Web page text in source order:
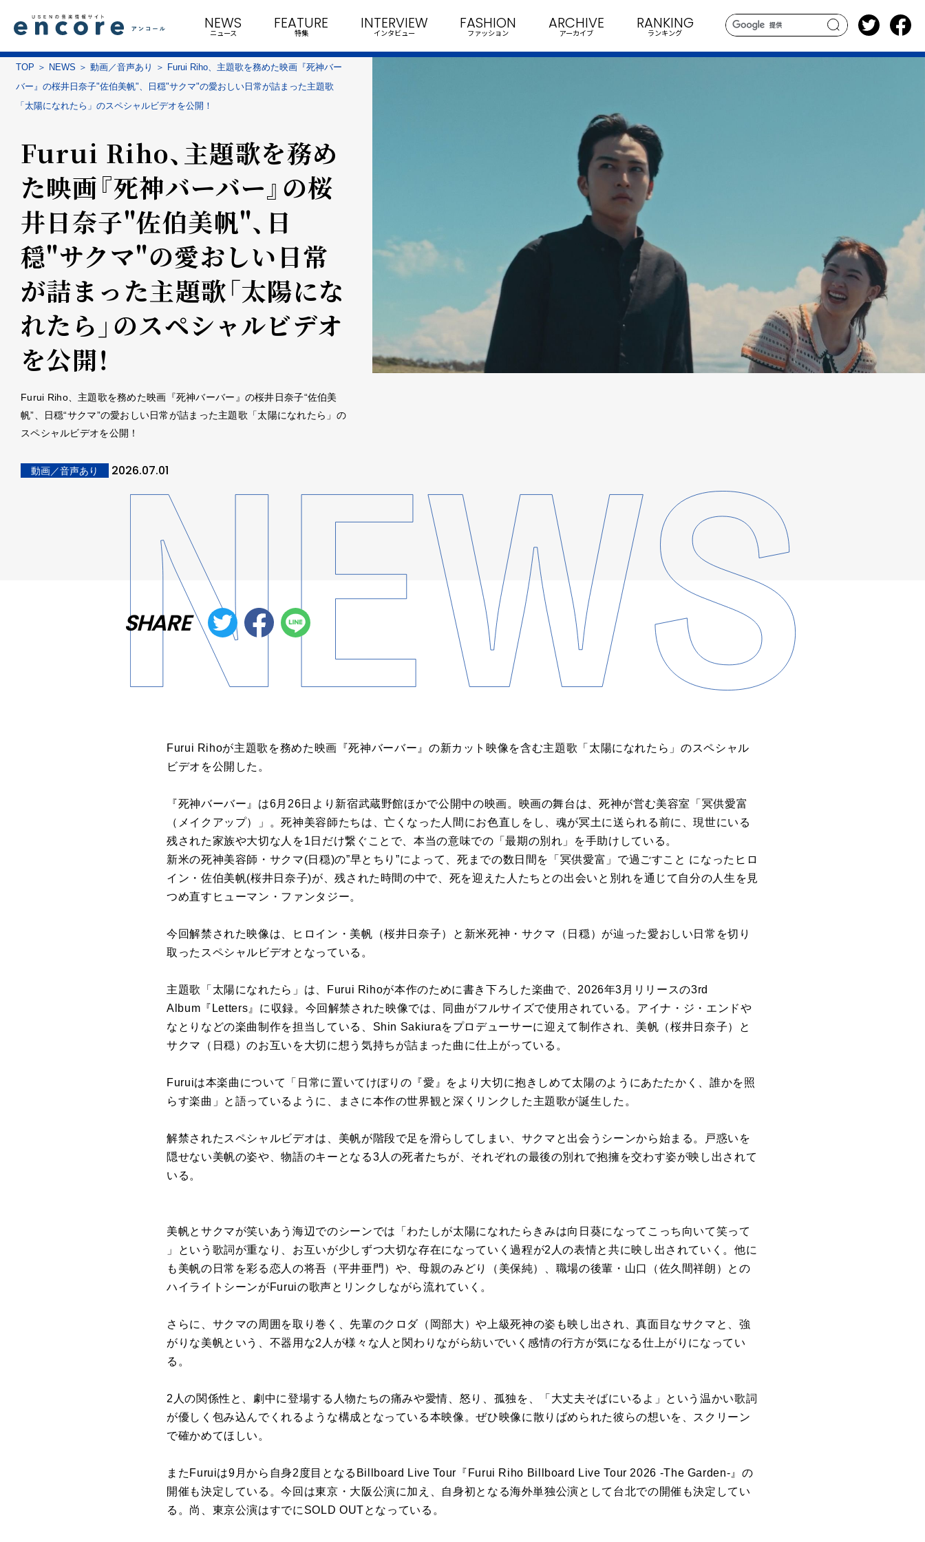
search
NEWS
ニュース
FEATURE
特集
INTERVIEW
インタビュー
FASHION
ファッション
ARCHIVE
アーカイブ
RANKING
ランキング
TOP NEWS 動画／音声あり
Furui Riho、主題歌を務めた映画『死神バー
バー』の桜井日奈子"佐伯美帆"、日穏"サクマ"の愛おしい日常が詰まった主題歌
「太陽になれたら」のスペシャルビデオを公開！
Furui Riho、主題歌を務め
た映画『死神バーバー』の桜
井日奈子"佐伯美帆"、日
穏"サクマ"の愛おしい日常
が詰まった主題歌「太陽にな
れたら」のスペシャルビデオ
を公開！
Furui Riho、主題歌を務めた映画『死神バーバー』の桜井日奈子“佐伯美
帆”、日穏“サクマ”の愛おしい日常が詰まった主題歌「太陽になれたら」の
スペシャルビデオを公開！
動画／音声あり 2026.07.01
SHARE
Furui Rihoが主題歌 を務めた 映画 『死神バーバー 』 の新カット映像を含む主題歌 「 太陽に なれた ら」のスペシャル
ビデオ を公開した 。
『死神バーバー 』 は6月26日 より新宿武蔵野館ほかで公開中の映画。 映画の舞台は、 死神が営む美容室「冥供愛富
（メイクアップ）」。死神美容師たちは、亡くなっ た 人間 にお色直し を し、 魂が冥土に送られる前に 、現世にいる
残された家族や大切な人 を1 日 だけ繋ぐことで、本当の意味での 「最期の別れ」 を手助けしている。
新米の死神美容師・ サクマ(日 穏)の”早とちり”に よって、 死までの数 日 間 を 「冥供愛富」で過ごすこと に なった ヒロ
イン・ 佐伯美帆(桜井日奈子)が 、残された 時間の中で、 死を迎え た 人 たちとの出会いと別れを通じて自分の人生 を 見
つめ直すヒューマン・ファンタジー。
今回解禁された映像は、ヒロイン・ 美帆 （桜井日奈子） と新米死神 ・ サクマ （ 日穏 ） が辿った愛おしい 日常 を切り
取った スペシャルビデオとなっている 。
主題歌 「 太陽になれた ら」は、 Furui Rihoが本作のために書き下ろし た楽曲で、 2026年3月リリースの3rd
Album『Letters』 に 収録。今回解禁された 映像では、 同曲 がフルサイズで使用されている。アイナ・ジ・ エンドや
なとりなどの楽曲制作を担当している、Shin Sakiuraをプロデューサーに迎えて制作され、 美帆 （桜井日 奈子）と
サクマ
（ 日穏 ）のお互い を大切に想う気持ち が詰まった 曲 に仕上 がっている。
Furuiは本楽曲 について「 日 常に置いてけぼり の 『愛 』 を より大切に抱きしめて太陽のよう にあたたかく、誰かを照
らす楽曲」と語っているよう に まさ に本作の世界観と深くリンクし た 主題歌が誕生し た 。
解禁された スペシャルビデオは、 美帆が階段で足 を滑らしてしまい、 サクマ と出会うシーンから始まる。戸惑い を
隠せない美帆の姿や、物語のキーとなる3人 の死者たち が それぞれの最後の別れで抱擁を交わす姿が映し出されて
いる。
美帆と サクマが笑いあう海辺でのシーンでは「 わた しが太陽に なれた らきみは向 日 葵に なってこっち向いて笑って
」という 歌詞 が重なり、 お互いが少しずつ大切な存在に なっていく過程が2人の表情と共に映し出されていく。他に
も 美帆の 日常 を彩る恋人の将吾（平井亜門）や、母親のみどり（美保純）、職場の後輩・山口（佐久間祥朗） との
ハイライトシーンがFuruiの歌声とリンクしながら流れて いく。
さらに サクマの周囲 を取り巻く、先輩のクロダ（岡部大）や上級死神の姿も映し出され、真面目なサクマ と、強
が りな美帆という、 不器用な2人 が様々な人と関わりながら紡いでいく感情の行方が気に なる仕上が り に なってい
る。
2人の関係性と、劇中に登場する人物た ちの痛みや愛情、怒り、 孤独 を 、「大丈夫そばに いるよ」 という温かい歌詞
が優しく包み込んでくれるような構成となってい る本映像。ぜひ映像に散りばめられた彼らの想いを
スクリーン
で確かめてほしい。
ま た Furuiは9月から自身2度目となるBillboard Live Tour『 Furui Riho Billboard Live Tour 2026 -The Garden-』 の
開催も決定している。今回は東京・ 大阪公演に加え、 自身初となる海外単独公演として台北での開催も決定してい
る。 尚、東京公演はすでに SOLD OUTとなっている。